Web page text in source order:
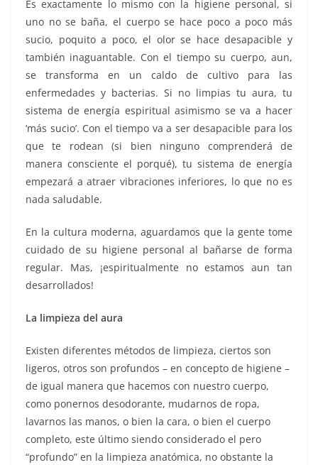
Es exactamente lo mismo con la higiene personal, si
uno no se baña, el cuerpo se hace poco a poco más
sucio, poquito a poco, el olor se hace desapacible y
también inaguantable. Con el tiempo su cuerpo, aun,
se transforma en un caldo de cultivo para las
enfermedades y bacterias. Si no limpias tu aura, tu
sistema de energía espiritual asimismo se va a hacer
‘más sucio’. Con el tiempo va a ser desapacible para los
que te rodean (si bien ninguno comprenderá de
manera consciente el porqué), tu sistema de energía
empezará a atraer vibraciones inferiores, lo que no es
nada saludable.
En la cultura moderna, aguardamos que la gente tome
cuidado de su higiene personal al bañarse de forma
regular. Mas, ¡espiritualmente no estamos aun tan
desarrollados!
La limpieza del aura
Existen diferentes métodos de limpieza, ciertos son
ligeros, otros son profundos – en concepto de higiene –
de igual manera que hacemos con nuestro cuerpo,
como ponernos desodorante, mudarnos de ropa,
lavarnos las manos, o bien la cara, o bien el cuerpo
completo, este último siendo considerado el pero
“profundo” en la limpieza anatómica, no obstante la